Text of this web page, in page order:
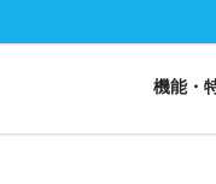
機能・